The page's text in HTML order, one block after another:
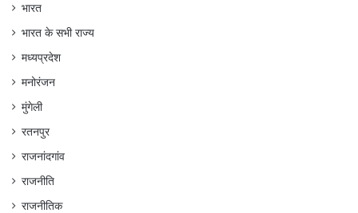
भारत
भारत के सभी राज्य
मध्यप्रदेश
मनोरंजन
मुंगेली
रतनपुर
राजनांदगांव
राजनीति
राजनीतिक